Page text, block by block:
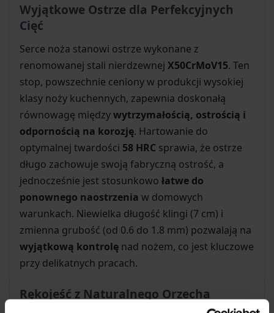
Wyjątkowe Ostrze dla Perfekcyjnych
Cięć
Serce noża stanowi ostrze wykonane z
renomowanej stali nierdzewnej X50CrMoV15. Ten
stop, powszechnie ceniony w produkcji wysokiej
klasy noży kuchennych, zapewnia doskonałą
równowagę międzywytrzymałością, ostrością i
odpornością na korozję. Hartowanie do
optymalnej twardości 58 HRC sprawia, że ostrze
długo zachowuje swoją fabryczną ostrość, a
jednocześnie jest stosunkowo łatwe do
ponownego naostrzenia w domowych
warunkach. Niewielka długość klingi (7 cm) i
zmienna grubość (od 0.6 do 1.8 mm) pozwalają na
wyjątkową kontrolę nad nożem, co jest kluczowe
przy delikatnych pracach.
Rękojeść z Naturalnego Orzecha